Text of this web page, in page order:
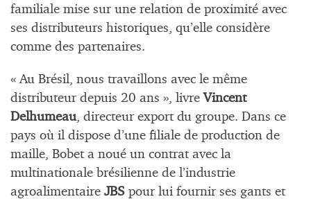
familiale mise sur une relation de proximité avec
ses distributeurs historiques, qu’elle considère
comme des partenaires.
« Au Brésil, nous travaillons avec le même
distributeur depuis 20 ans », livreVincent
Delhumeau , directeur export du groupe. Dans ce
pays où il dispose d’une filiale de production de
maille, Bobet a noué un contrat avec la
multinationale brésilienne de l’industrie
agroalimentaire JBS pour lui fournir ses gants et